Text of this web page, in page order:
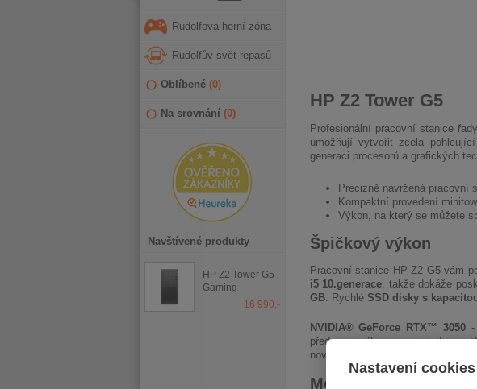
Nastavení cookies
Rudolfova herní zóna
Rudolfův svět repasů
Oblíbené (0)
Na srovnání (0)
Navštívené produkty
HP Z2 Tower G5
Gaming
16 990,-
HP Z2 Tower G5
Profesionální pracovní stanice
umožňují vytvořit zcela
generaci procesorů a grafických
Precizně navržená pracovní
Kompaktní provedení
Výkon, na který se můžete
Špičkový výkon
Pracovní stanice HP Z2 G5 vám
i5 10.generace, takže dokáže
GB. RychléSSD disky s
NVIDIA® GeForce RTX™ 3050 -
představuje 2. generaci platformy
nové streamovací multiprocesory
Možnosti doplnění